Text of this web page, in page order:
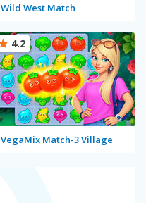
Wild West Match
VegaMix Match-3 Village
4.2